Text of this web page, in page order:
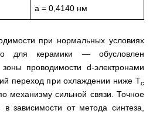
a = 0,4140 нм
при нормальных условиях
для керамики — обусловлен
проводимости d-электронами
переход при охлаждении ниже Tc
механизму сильной связи. Точное
в зависимости от метода синтеза,